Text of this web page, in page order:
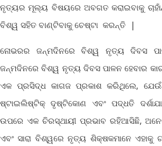
ନୃତ୍ୟର ମୂଲ୍ୟ ବିଷୟରେ ଅବଗତ କରାଇବାକୁ
ବିଶ୍ୱ ସହିତ ବାଣ୍ଟିବାକୁ ଚେଷ୍ଟା କରନ୍ତି |
ନୋଭରର ଜନ୍ମଦିନରେ ବିଶ୍ୱ ନୃତ୍ୟ ଦିବସ
ଜନ୍ମଦିନରେ ବିଶ୍ୱ ନୃତ୍ୟ ଦିବସ ପାଳନ ହେବାର
ଏକ ପ୍ରସିଦ୍ଧ କାଗଜ ପ୍ରକାଶ କରିଥିଲେ,
ଷ୍ଟାଇଲିଷ୍ଟିକ୍ ଦୃଷ୍ଟିକୋଣ ଏବଂ ପଦ୍ଧତି
ଉପରେ ଏକ ଚିରସ୍ଥାୟୀ ପ୍ରଭାବ ରହିଆସିଛି,
ଏବଂ ସାରା ବିଶ୍ୱରେ ନୃତ୍ୟ ଶିକ୍ଷକମାନେ